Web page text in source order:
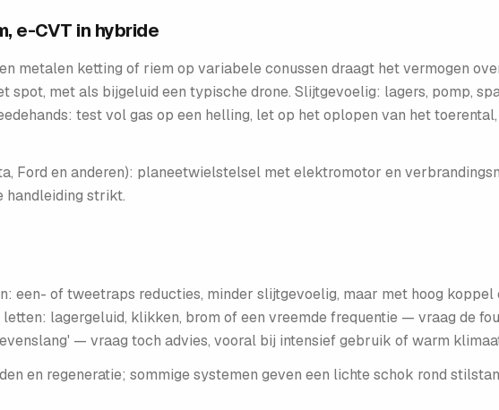
e-CVT in hybride
metalen ketting of riem op variabele conussen draagt het vermogen
spot, met als bijgeluid een typische drone. Slijtgevoelig: lagers, pomp,
test vol gas op een helling, let op het oplopen van het
Ford en anderen): planeetwielstelsel met elektromotor en
handleiding strikt.
een- of tweetraps reducties, minder slijtgevoelig, maar met hoog
lagergeluid, klikken, brom of een vreemde frequentie — vraag de
— vraag toch advies, vooral bij intensief gebruik of warm
en regeneratie; sommige systemen geven een lichte schok rond